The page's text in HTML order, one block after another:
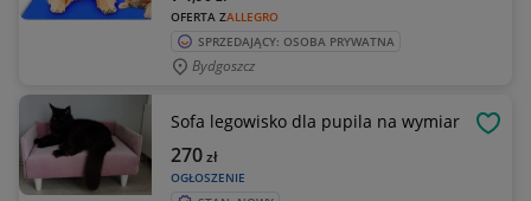
OFERTA ZALLEGRO
SPRZEDAJĄCY: OSOBA PRYWATNA
Bydgoszcz
Sofa legowisko dla pupila na wymiar
OGŁOSZENIE
270zł